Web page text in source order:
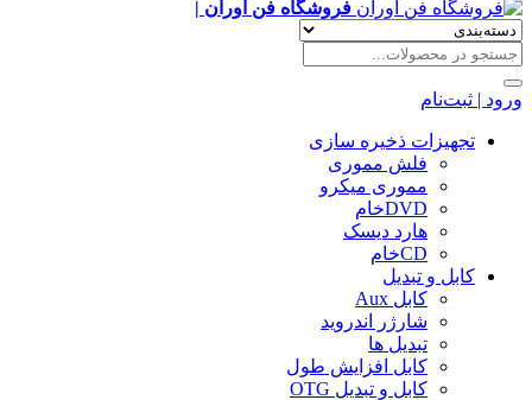
فروشگاه فن آوران |
ورود | ثبت‌نام
تجهیزات ذخیره سازی
فلش مموری
مموری میکرو
DVDخام
هارد دیسک
CDخام
کابل و تبدیل
کابل Aux
شارژر اندروید
تبدیل ها
کابل افزایش طول
کابل و تبدیل OTG